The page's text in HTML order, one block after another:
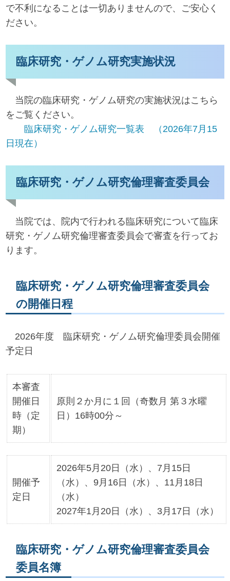
で不利になることは一切ありませんので、ご安心く
ださい。
臨床研究・ゲノム研究実施状況
当院の臨床研究・ゲノム研究の実施状況はこちら
をご覧ください。
臨床研究・ゲノム研究一覧表 （2026年7月15
日現在）
臨床研究・ゲノム研究倫理審査委員会
当院では、院内で行われる臨床研究について臨床
研究・ゲノム研究倫理審査委員会で審査を行ってお
ります。
臨床研究・ゲノム研究倫理審査委員会
の開催日程
2026年度 臨床研究・ゲノム研究倫理委員会開催
予定日
本審査
開催日
時（定
期）
原則２か月に１回（奇数月 第３水曜
日）16時00分～
開催予
定日
2026年5月20日（水）、7月15日
（水）、9月16日（水）、11月18日
（水）
2027年1月20日（水）、3月17日（水）
臨床研究・ゲノム研究倫理審査委員会
委員名簿